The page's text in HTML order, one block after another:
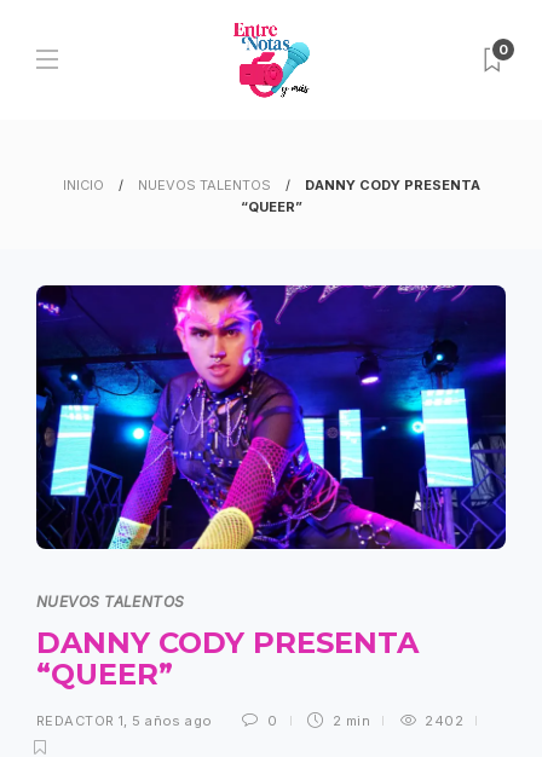
0
INICIO NUEVOS TALENTOS
DANNY CODY PRESENTA
“QUEER”
NUEVOS TALENTOS
DANNY CODY PRESENTA
“QUEER”
REDACTOR 1, 5 años ago 0 2 min 2402